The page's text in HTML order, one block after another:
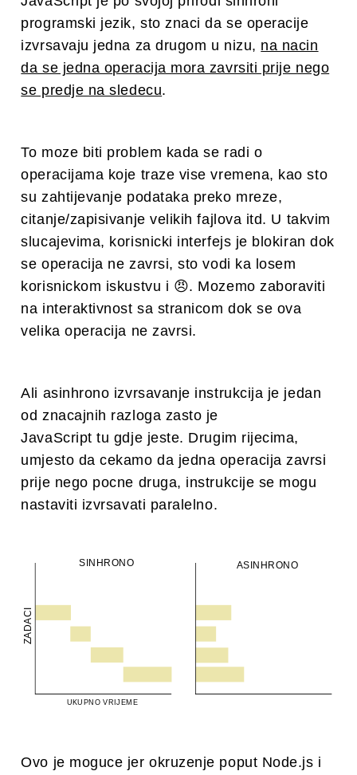
programski jezik, sto znaci da se operacije
izvrsavaju jedna za drugom u nizu, na nacin
da se jedna operacija mora zavrsiti prije nego
se predje na sledecu.
To moze biti problem kada se radi o
operacijama koje traze vise vremena, kao sto
su zahtijevanje podataka preko mreze,
citanje/zapisivanje velikih fajlova itd. U takvim
slucajevima, korisnicki interfejs je blokiran dok
se operacija ne zavrsi, sto vodi ka losem
korisnickom iskustvu i 😠. Mozemo zaboraviti
na interaktivnost sa stranicom dok se ova
velika operacija ne zavrsi.
Ali asinhrono izvrsavanje instrukcija je jedan
od znacajnih razloga zasto je
JavaScript tu gdje jeste. Drugim rijecima,
umjesto da cekamo da jedna operacija zavrsi
prije nego pocne druga, instrukcije se mogu
nastaviti izvrsavati paralelno.
UKUPNO VRIJEME
ZADACI
ASINHRONO
SINHRONO
Ovo je moguce jer okruzenje poput Node.js i